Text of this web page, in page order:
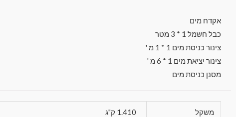
אקדח מים
כבל חשמל 1 * 3 מטר
צינור כניסת מים 1 * 1 מ '
צינור יציאת מים 1 * 6 מ '
מסנן כניסת מים
משקל 1.410 ק"ג